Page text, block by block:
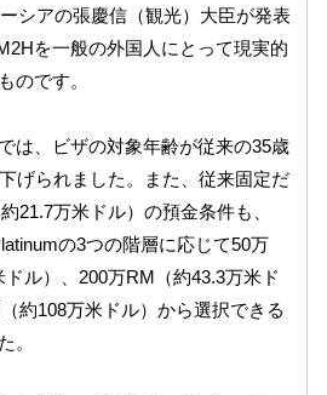
シアの張慶信（観光）大臣が発表
を一般の外国人にとって現実的
のです。
は、ビザの対象年齢が従来の35歳
げられました。また、従来固定だ
21.7万米ドル）の預金条件も、
の3つの階層に応じて50万
ル）、200万RM（約43.3万米ド
約108万米ドル）から選択できる
。